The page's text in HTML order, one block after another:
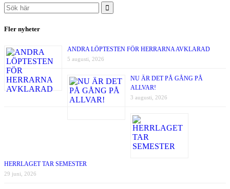
Search
for:
Fler nyheter
ANDRA LÖPTESTEN FÖR HERRARNA AVKLARAD
5 augusti, 2026
NU ÄR DET PÅ GÅNG PÅ
ALLVAR!
3 augusti, 2026
HERRLAGET TAR SEMESTER
29 juni, 2026